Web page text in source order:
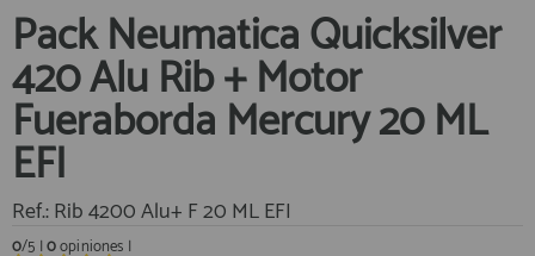
Libros
Mantenimiento y Limpieza
Motonautica
Motores
Neveras y Termos
Seguridad
registro cliente
Área profesionales
Pack Neumatica Quicksilver
420 Alu Rib + Motor
Fueraborda Mercury 20 ML
EFI
Ref.: Rib 4200 Alu+ F 20 ML EFI
0/5 |0opiniones |